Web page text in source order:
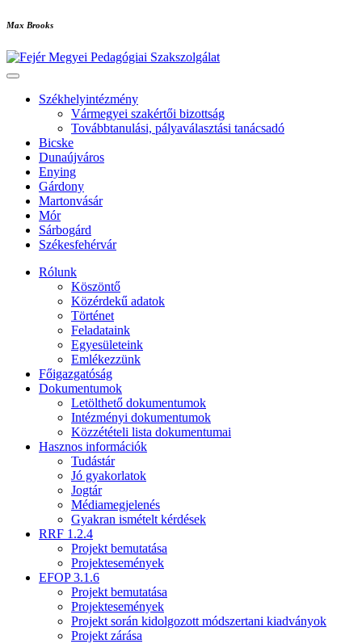
Max Brooks
Székhelyintézmény
Vármegyei szakértői bizottság
Továbbtanulási, pályaválasztási tanácsadó
Bicske
Dunaújváros
Enying
Gárdony
Martonvásár
Mór
Sárbogárd
Székesfehérvár
Rólunk
Köszöntő
Közérdekű adatok
Történet
Feladataink
Egyesületeink
Emlékezzünk
Főigazgatóság
Dokumentumok
Letölthető dokumentumok
Intézményi dokumentumok
Közzétételi lista dokumentumai
Hasznos információk
Tudástár
Jó gyakorlatok
Jogtár
Médiamegjelenés
Gyakran ismételt kérdések
RRF 1.2.4
Projekt bemutatása
Projektesemények
EFOP 3.1.6
Projekt bemutatása
Projektesemények
Projekt során kidolgozott módszertani kiadványok
Projekt zárása